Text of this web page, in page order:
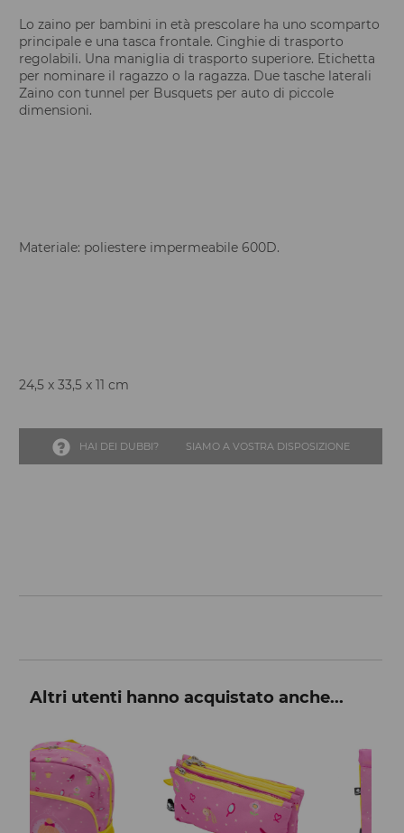
Lo zaino per bambini in età prescolare ha uno scomparto
principale e una tasca frontale. Cinghie di trasporto
regolabili. Una maniglia di trasporto superiore. Etichetta
per nominare il ragazzo o la ragazza. Due tasche laterali
Zaino con tunnel per Busquets per auto di piccole
dimensioni.
Materiale: poliestere impermeabile 600D.
24,5 x 33,5 x 11 cm
HAI DEI DUBBI? SIAMO A VOSTRA DISPOSIZIONE
Altri utenti hanno acquistato anche...